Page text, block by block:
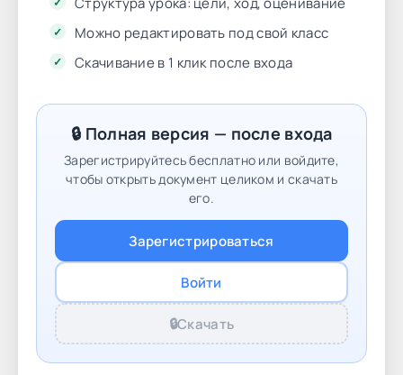
Можно редактировать под свой класс
Скачивание в 1 клик после входа
🔒 Полная версия — после входа
Зарегистрируйтесь бесплатно или войдите,
чтобы открыть документ целиком и скачать
его.
Зарегистрироваться
Войти
🔒Скачать